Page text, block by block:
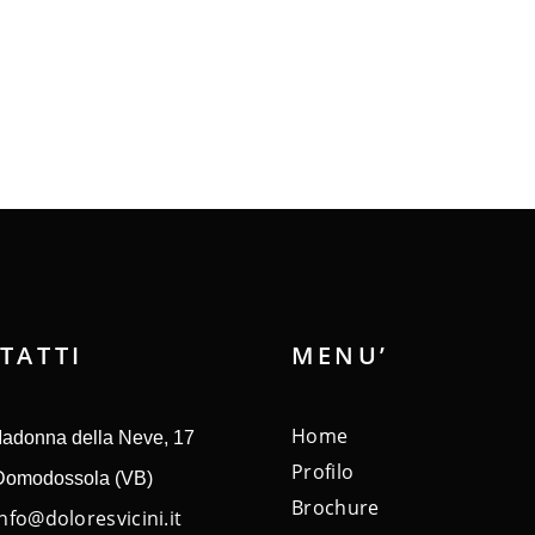
della Neve, 17
(VB)
MENU’
Home
Profilo
Brochure